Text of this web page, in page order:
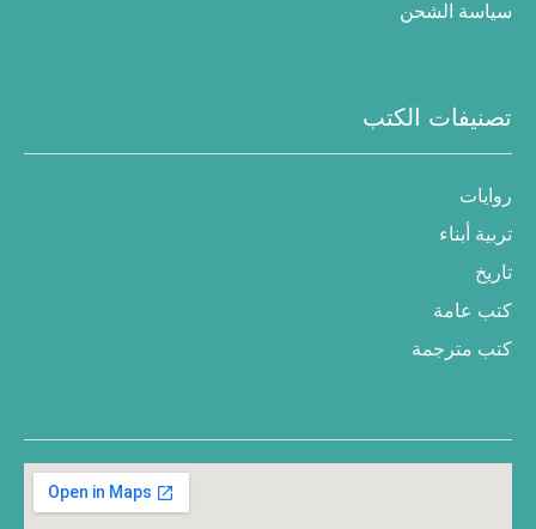
سياسة الشحن
تصنيفات الكتب
روايات
تربية أبناء
تاريخ
كتب عامة
كتب مترجمة